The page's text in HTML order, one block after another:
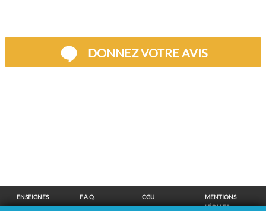
DONNEZ VOTRE AVIS
ENSEIGNES F.A.Q. CGU
MENTIONS
LÉGALES